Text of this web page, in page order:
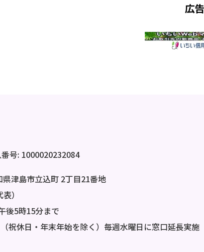
広告
号: 1000020232084
津島市立込町 2丁目21番地
）
後5時15分まで
祝休日・年末年始を除く）毎週水曜日に窓口延長実